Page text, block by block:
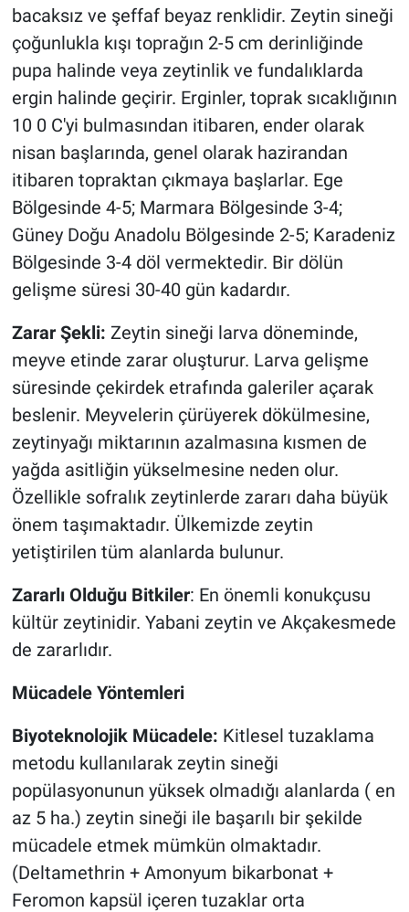
bacaksız ve şeffaf beyaz renklidir. Zeytin sineği
çoğunlukla kışı toprağın 2-5 cm derinliğinde
pupa halinde veya zeytinlik ve fundalıklarda
ergin halinde geçirir. Erginler, toprak sıcaklığının
10 0 C'yi bulmasından itibaren, ender olarak
nisan başlarında, genel olarak hazirandan
itibaren topraktan çıkmaya başlarlar. Ege
Bölgesinde 4-5; Marmara Bölgesinde 3-4;
Güney Doğu Anadolu Bölgesinde 2-5; Karadeniz
Bölgesinde 3-4 döl vermektedir. Bir dölün
gelişme süresi 30-40 gün kadardır.
Zarar Şekli: Zeytin sineği larva döneminde,
meyve etinde zarar oluşturur. Larva gelişme
süresinde çekirdek etrafında galeriler açarak
beslenir. Meyvelerin çürüyerek dökülmesine,
zeytinyağı miktarının azalmasına kısmen de
yağda asitliğin yükselmesine neden olur.
Özellikle sofralık zeytinlerde zararı daha büyük
önem taşımaktadır. Ülkemizde zeytin
yetiştirilen tüm alanlarda bulunur.
Zararlı Olduğu Bitkiler: En önemli konukçusu
kültür zeytinidir. Yabani zeytin ve Akçakesmede
de zararlıdır.
Mücadele Yöntemleri
Biyoteknolojik Mücadele: Kitlesel tuzaklama
metodu kullanılarak zeytin sineği
popülasyonunun yüksek olmadığı alanlarda ( en
az 5 ha.) zeytin sineği ile başarılı bir şekilde
mücadele etmek mümkün olmaktadır.
(Deltamethrin + Amonyum bikarbonat +
Feromon kapsül içeren tuzaklar orta